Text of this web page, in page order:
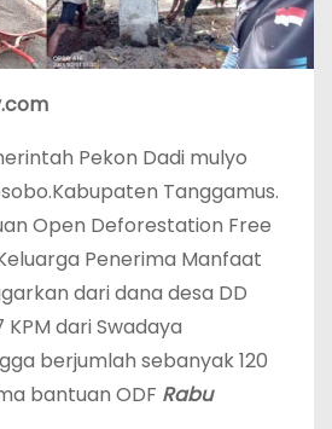
Pekon Dadi mulyo
Tanggamus.
Open Deforestation Free
Penerima Manfaat
dari dana desa DD
dari Swadaya
berjumlah sebanyak 120
bantuan ODF Rabu